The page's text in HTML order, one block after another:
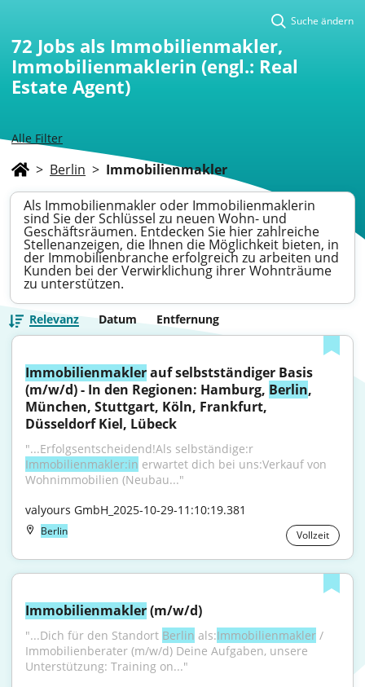
Alle Filter
Suche ändern
72 Jobs als Immobilienmakler,
Immobilienmaklerin (engl.: Real
Estate Agent)
> Berlin > Immobilienmakler
Als Immobilienmakler oder Immobilienmaklerin
sind Sie der Schlüssel zu neuen Wohn- und
Geschäftsräumen. Entdecken Sie hier zahlreiche
Stellenanzeigen, die Ihnen die Möglichkeit bieten, in
der Immobilienbranche erfolgreich zu arbeiten und
Kunden bei der Verwirklichung ihrer Wohnträume
zu unterstützen.
Relevanz Datum Entfernung
Immobilienmakler auf selbstständiger Basis
(m/w/d) - In den Regionen: Hamburg, Berlin,
München, Stuttgart, Köln, Frankfurt,
Düsseldorf Kiel, Lübeck
Immobilienmakler:in erwartet dich bei uns:Verkauf von
Wohnimmobilien (Neubau..."
valyours GmbH_2025-10-29-11:10:19.381
Berlin Vollzeit
Immobilienmakler (m/w/d)
"...Dich für den Standort Berlin als:Immobilienmakler /
Immobilienberater (m/w/d) Deine Aufgaben, unsere
Unterstützung: Training on..."